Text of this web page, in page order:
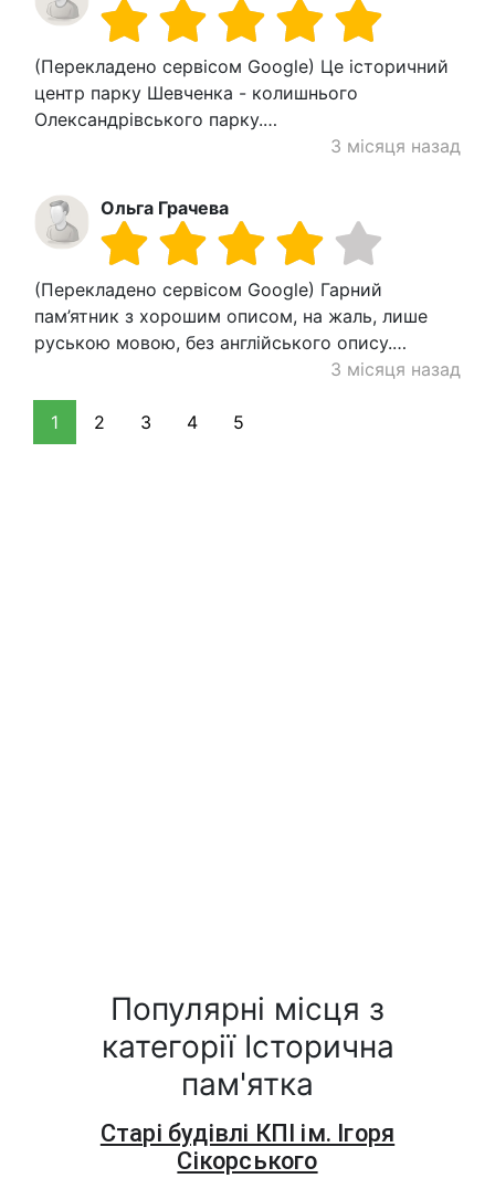
(Перекладено сервісом Google) Це історичний
центр парку Шевченка - колишнього
Олександрівського парку.…
3 місяця назад
Ольга Грачева
(Перекладено сервісом Google) Гарний
пам’ятник з хорошим описом, на жаль, лише
руською мовою, без англійського опису.…
3 місяця назад
1 2 3 4 5
Популярні місця з
категорії Історична
пам'ятка
Старі будівлі КПІ ім. Ігоря
Сікорського